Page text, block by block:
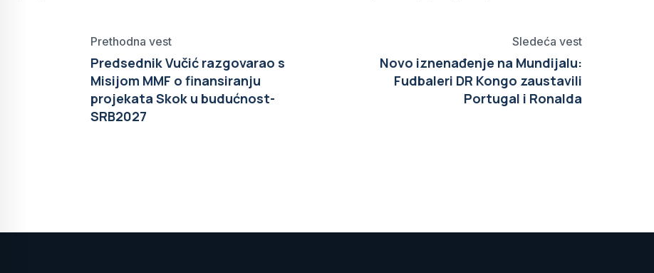
Prethodna vest
Predsednik Vučić razgovarao s
Misijom MMF o finansiranju
projekata Skok u budućnost-
SRB2027
Sledeća vest
Novo iznenađenje na Mundijalu:
Fudbaleri DR Kongo zaustavili
Portugal i Ronalda